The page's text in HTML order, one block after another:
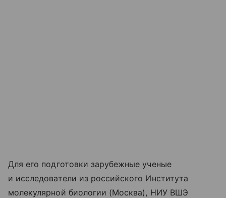
Для его подготовки зарубежные ученые
и исследователи из российского Института
молекулярной биологии (Москва), НИУ ВШЭ